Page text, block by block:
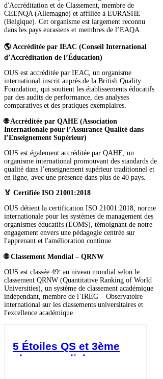
d'Accréditation et de Classement, membre de
CEENQA (Allemagne) et affiliée à EURASHE
(Belgique). Cet organisme est largement reconnu
dans les pays eurasiens et membres de l’EAQA.
🌎 Accréditée par IEAC (Conseil International
d’Accréditation de l’Éducation)
OUS est accréditée par IEAC, un organisme
international inscrit auprès de la British Quality
Foundation, qui soutient les établissements éducatifs
par des audits de performance, des analyses
comparatives et des pratiques exemplaires.
🌐 Accréditée par QAHE (Association
Internationale pour l’Assurance Qualité dans
l’Enseignement Supérieur)
OUS est également accréditée par QAHE, un
organisme international promouvant des standards de
qualité dans l’enseignement supérieur traditionnel et
en ligne, avec une présence dans plus de 40 pays.
🏅 Certifiée ISO 21001:2018
OUS détient la certification ISO 21001:2018, norme
internationale pour les systèmes de management des
organismes éducatifs (EOMS), témoignant de notre
engagement envers une pédagogie centrée sur
l'apprenant et l'amélioration continue.
🌐 Classement Mondial – QRNW
OUS est classée 49ᵉ au niveau mondial selon le
classement QRNW (Quantitative Ranking of World
Universities), un système de classement académique
indépendant, membre de l’IREG – Observatoire
international sur les classements universitaires et
l'excellence académique.
5 Étoiles QS et 3ème
place mondiale en